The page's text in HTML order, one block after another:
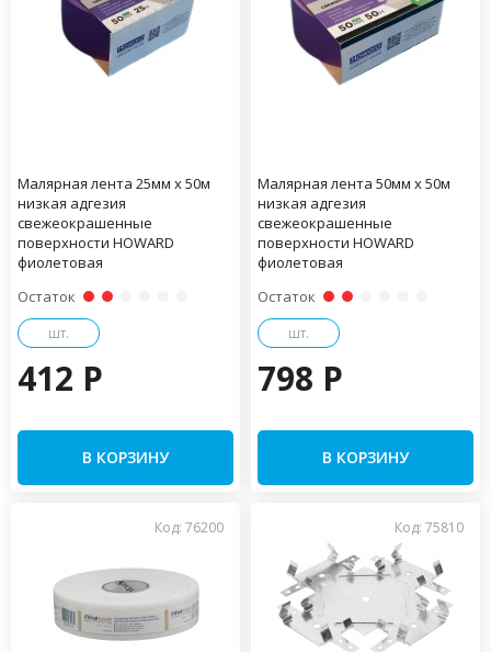
Малярная лента 25мм х 50м
низкая адгезия
свежеокрашенные
поверхности HOWARD
фиолетовая
Остаток
шт.
412 P
В КОРЗИНУ
Малярная лента 50мм х 50м
низкая адгезия
свежеокрашенные
поверхности HOWARD
фиолетовая
Остаток
шт.
798 P
В КОРЗИНУ
Код: 76200 Код: 75810